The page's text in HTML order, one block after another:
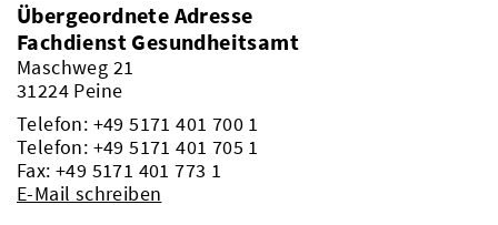
Übergeordnete Adresse
Fachdienst Gesundheitsamt
Maschweg 21
31224 Peine
Telefon: +49 5171 401 700 1
Telefon: +49 5171 401 705 1
Fax: +49 5171 401 773 1
E-Mail schreiben